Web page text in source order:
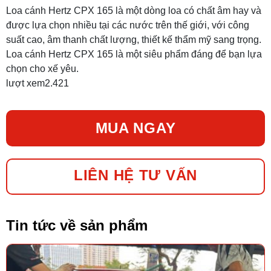
Loa cánh Hertz CPX 165 là một dòng loa có chất âm hay và
được lựa chọn nhiều tại các nước trên thế giới, với công
suất cao, âm thanh chất lượng, thiết kế thẩm mỹ sang trọng.
Loa cánh Hertz CPX 165 là một siêu phẩm đáng để bạn lựa
chọn cho xế yêu.
lượt xem2.421
MUA NGAY
LIÊN HỆ TƯ VẤN
Tin tức về sản phẩm